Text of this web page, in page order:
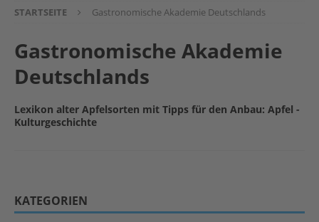
STARTSEITE Gastronomische Akademie Deutschlands
Gastronomische Akademie
Deutschlands
Lexikon alter Apfelsorten mit Tipps für den Anbau: Apfel -
Kulturgeschichte
KATEGORIEN